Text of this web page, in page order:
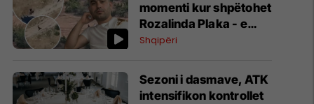
momenti kur shpëtohet
Rozalinda Plaka - e
mbajtur peng nga Nertil
Shqipëri
Sezoni i dasmave, ATK
intensifikon kontrollet